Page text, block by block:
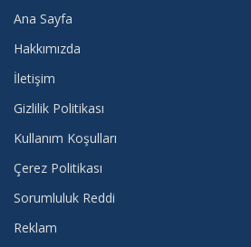
Ana Sayfa
Hakkımızda
İletişim
Gizlilik Politikası
Kullanım Koşulları
Çerez Politikası
Sorumluluk Reddi
Reklam